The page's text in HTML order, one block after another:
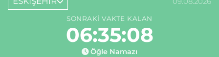
SONRAKI VAKTE KALAN
06:35:07
Öğle Namazı